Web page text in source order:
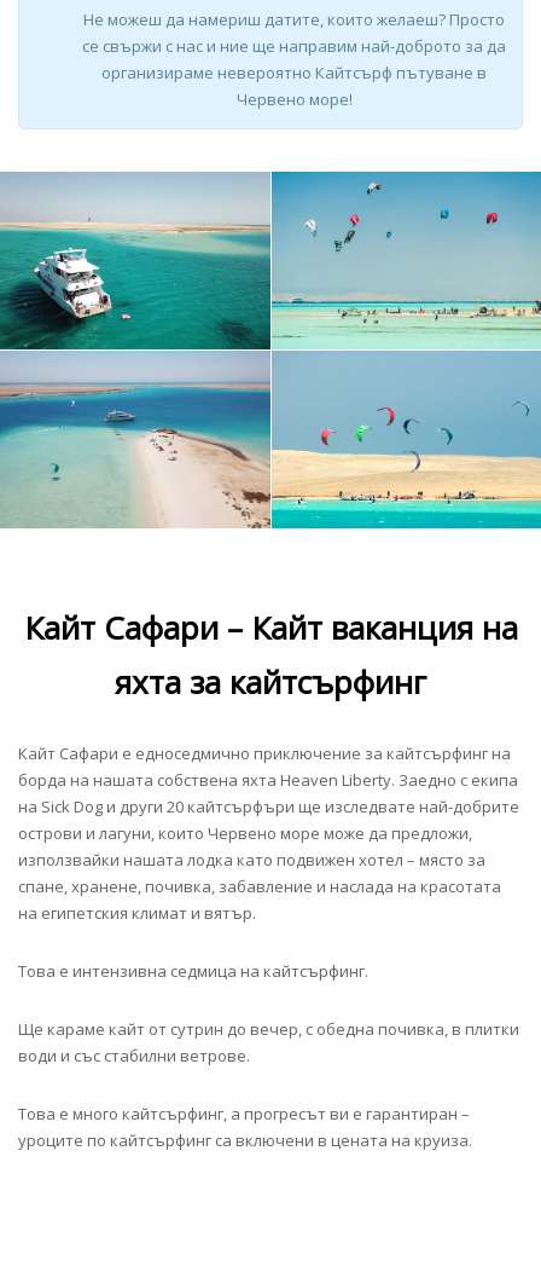
Не можеш да намериш датите, които желаеш? Просто
се свържи с нас и ние ще направим най-доброто за да
организираме невероятно Кайтсърф пътуване в
Червено море!
Кайт Сафари – Кайт ваканция на
яхта за кайтсърфинг
Кайт Сафари е едноседмично приключение за кайтсърфинг на
борда на нашата собствена яхта Heaven Liberty. Заедно с екипа
на Sick Dog и други 20 кайтсърфъри ще изследвате най-добрите
острови и лагуни, които Червено море може да предложи,
използвайки нашата лодка като подвижен хотел – място за
спане, хранене, почивка, забавление и наслада на красотата
на египетския климат и вятър.
Това е интензивна седмица на кайтсърфинг.
Ще караме кайт от сутрин до вечер, с обедна почивка, в плитки
води и със стабилни ветрове.
Това е много кайтсърфинг, а прогресът ви е гарантиран –
уроците по кайтсърфинг са включени в цената на круиза.